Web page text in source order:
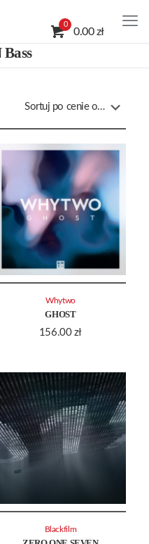
0
0.00 zł
GHOST
156.00 zł
Whytwo
Blackfilm